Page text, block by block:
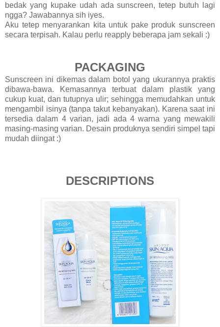
bedak yang kupake udah ada sunscreen, tetep butuh lagi
ngga? Jawabannya sih iyes.
Aku tetep menyarankan kita untuk pake produk sunscreen
secara terpisah. Kalau perlu reapply beberapa jam sekali :)
PACKAGING
Sunscreen ini dikemas dalam botol yang ukurannya praktis
dibawa-bawa. Kemasannya terbuat dalam plastik yang
cukup kuat, dan tutupnya ulir; sehingga memudahkan untuk
mengambil isinya (tanpa takut kebanyakan). Karena saat ini
tersedia dalam 4 varian, jadi ada 4 warna yang mewakili
masing-masing varian. Desain produknya sendiri simpel tapi
mudah diingat :)
DESCRIPTIONS